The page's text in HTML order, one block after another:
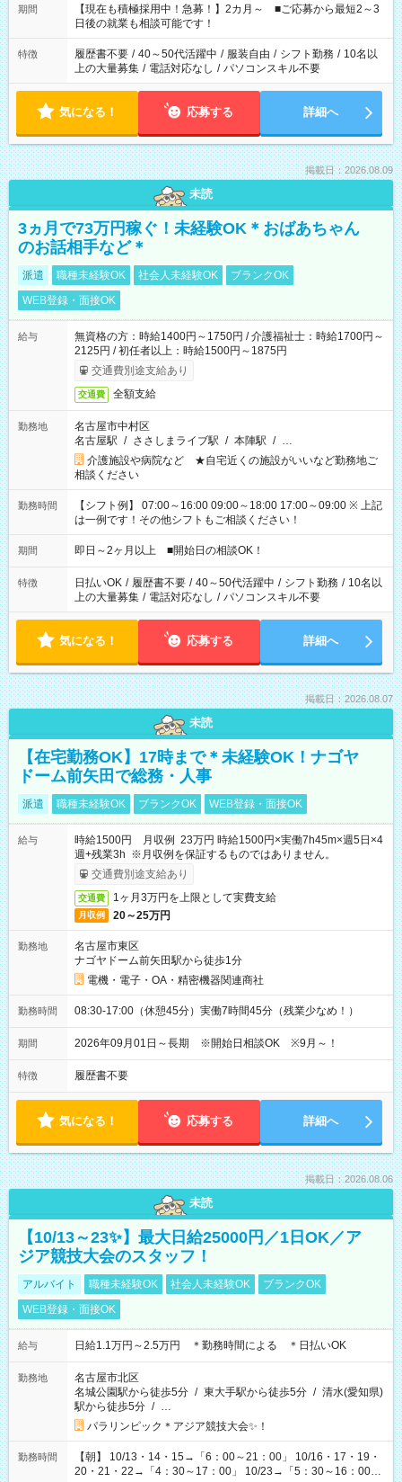
たくない」 など、ご希望を教えてくださいね。 ※Wワーク希望
の方へ 今ご覧のお仕事で希望する勤務時間と、もう1つのお仕事
の勤務時間。 合計で週40時間を超える場合は応募できません。
期間
【現在も積極採用中！急募！】2カ月～ ■ご応募から最短2～3
日後の就業も相談可能です！
特徴 履歴書不要 / 40～50代活躍中 / 服装自由 / シフト勤務 / 10名以
上の大量募集 / 電話対応なし / パソコンスキル不要
気になる！ 応募する 詳細へ
掲載日：2026.08.09
未読
3ヵ月で73万円稼ぐ！未経験OK＊おばあちゃん
のお話相手など＊
派遣 職種未経験OK 社会人未経験OK
ブランクOK
WEB登録・面接OK
給与
無資格の方：時給1400円～1750円 / 介護福祉士：時給1700円～
2125円 / 初任者以上：時給1500円～1875円
交通費別途支給あり
交通費 全額支給
勤務地
名古屋市中村区
名古屋駅 / ささしまライブ駅 / 本陣駅 / …
介護施設や病院など ★自宅近くの施設がいいなど勤務地ご
相談ください
勤務時間
【シフト例】 07:00～16:00 09:00～18:00 17:00～09:00 ※ 上記
は一例です！その他シフトもご相談ください！
期間 即日～2ヶ月以上 ■開始日の相談OK！
特徴 日払いOK / 履歴書不要 / 40～50代活躍中 / シフト勤務 / 10名以
上の大量募集 / 電話対応なし / パソコンスキル不要
気になる！ 応募する 詳細へ
掲載日：2026.08.07
未読
【在宅勤務OK】17時まで＊未経験OK！ナゴヤ
ドーム前矢田で総務・人事
派遣 職種未経験OK ブランクOK WEB登録・面接OK
給与
時給1500円 月収例 23万円 時給1500円×実働7h45m×週5日×4
週+残業3h ※月収例を保証するものではありません。
交通費別途支給あり
交通費 1ヶ月3万円を上限として実費支給
月収例 20～25万円
勤務地
名古屋市東区
ナゴヤドーム前矢田駅から徒歩1分
電機・電子・OA・精密機器関連商社
勤務時間 08:30-17:00（休憩45分）実働7時間45分（残業少なめ！）
期間 2026年09月01日～長期 ※開始日相談OK ※9月～！
特徴 履歴書不要
気になる！ 応募する 詳細へ
掲載日：2026.08.06
未読
【10/13～23✨】最大日給25000円／1日OK／ア
ジア競技大会のスタッフ！
アルバイト 職種未経験OK 社会人未経験OK
ブランクOK
WEB登録・面接OK
給与 日給1.1万円～2.5万円 ＊勤務時間による ＊日払いOK
勤務地
名古屋市北区
名城公園駅から徒歩5分 / 東大手駅から徒歩5分 / 清水(愛知県)
駅から徒歩5分 / …
パラリンピック＊アジア競技大会✨！
勤務時間
【朝】 10/13・14・15→「6：00～21：00」 10/16・17・19・
20・21・22→「4：30～17：00」 10/23→「5：30～16：00」